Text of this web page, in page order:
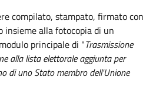
compilato, stampato, firmato con
alla fotocopia di un
principale di "Trasmissione
alla lista elettorale aggiunta per
di uno Stato membro dell'Unione